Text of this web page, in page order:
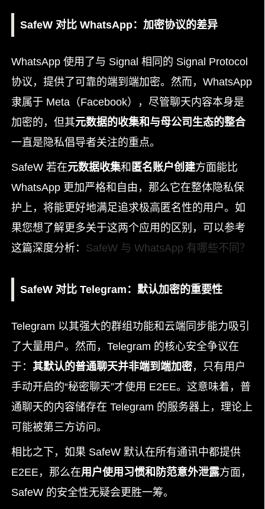
SafeW 对比 WhatsApp：加密协议的差异
WhatsApp 使用了与 Signal 相同的 Signal Protocol
协议，提供了可靠的端到端加密。然而，WhatsApp
隶属于 Meta（Facebook），尽管聊天内容本身是
加密的，但其元数据的收集和与母公司生态的整合
一直是隐私倡导者关注的重点。
SafeW 若在元数据收集和 匿名账户创建方面能比
WhatsApp 更加严格和自由，那么它在整体隐私保
护上，将能更好地满足追求极高匿名性的用户。如
果您想了解更多关于这两个应用的区别，可以参考
这篇深度分析： SafeW 与 WhatsApp 有哪些不同？
SafeW 对比 Telegram：默认加密的重要性
Telegram 以其强大的群组功能和云端同步能力吸引
了大量用户。然而，Telegram 的核心安全争议在
于： 其默认的普通聊天并非端到端加密，只有用户
手动开启的“秘密聊天”才使用 E2EE。这意味着，普
通聊天的内容储存在 Telegram 的服务器上，理论上
可能被第三方访问。
相比之下，如果 SafeW 默认在所有通讯中都提供
E2EE，那么在用户使用习惯和防范意外泄露方面，
SafeW 的安全性无疑会更胜一筹。